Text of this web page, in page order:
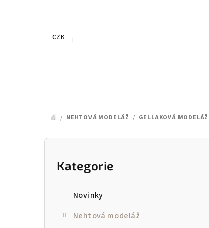
CZK
DOMŮ
/ NEHTOVÁ MODELÁŽ / GELLAKOVÁ MODELÁŽ
P
Přeskočit
kategorie
Kategorie
Novinky
Nehtová modeláž